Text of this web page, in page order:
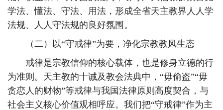
学法、懂法、守法、用法，形成全省天主教界人人学
法规、人人守法规的良好氛围。
（二）以“守戒律”为要，净化宗教教风生态
戒律是宗教信仰的核心载体，也是修身立德的行
为准则。天主教的十诫及教会法典中，“毋偷盗”“毋
贪恋人的财物”等戒律与我国法律原则高度契合，与
社会主义核心价值观相呼应。我们把“守戒律”作为主